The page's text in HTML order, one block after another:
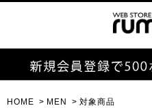
HOME MEN 対象商品